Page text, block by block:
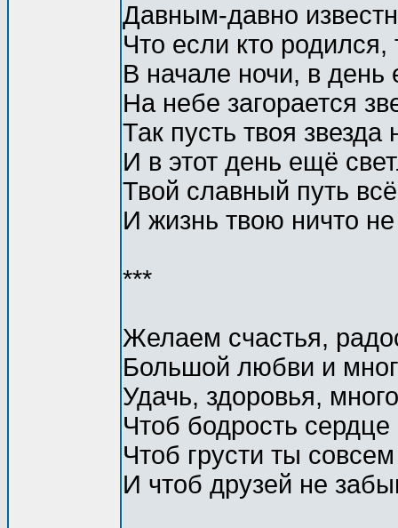
Давным-давно
Что если кто родился,
В начале ночи, в день
Hа небе загорается
Так пусть твоя звезда
И в этот день ещё
Твой славный путь
И жизнь твою ничто
***
Желаем счастья,
Большой любви и
Удачь, здоровья,
Чтоб бодрость
Чтоб грусти ты
И чтоб друзей не